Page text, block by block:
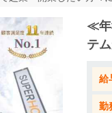
得られます！ ＜担当
のお出迎え、チェッ
ルに泊まって頂くだけ
や目標があるお2人を
≪年
テ
給
勤